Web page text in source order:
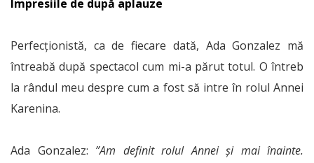
Impresiile de după aplauze
Perfecționistă, ca de fiecare dată, Ada Gonzalez mă
întreabă după spectacol cum mi-a părut totul. O întreb
la rândul meu despre cum a fost să intre în rolul Annei
Karenina.
Ada Gonzalez: ”Am definit rolul Annei și mai înainte.